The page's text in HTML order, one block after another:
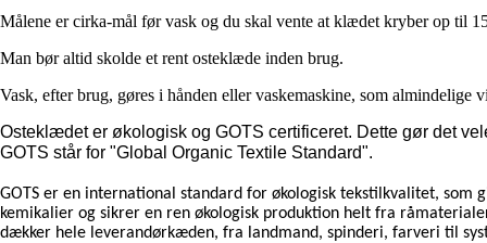
Målene er cirka-mål før vask og du skal vente at klædet kryber op til
Man bør altid skolde et rent osteklæde inden brug.
Vask, efter brug, gøres i hånden eller vaskemaskine, som almindelige
Osteklædet er økologisk og GOTS certificeret. Dette gør det
GOTS står for "Global Organic Textile Standard".
GOTS er en international standard for økologisk tekstilkvalitet,
kemikalier og sikrer en ren økologisk produktion helt fra
dækker hele leverandørkæden, fra landmand, spinderi, farveri til